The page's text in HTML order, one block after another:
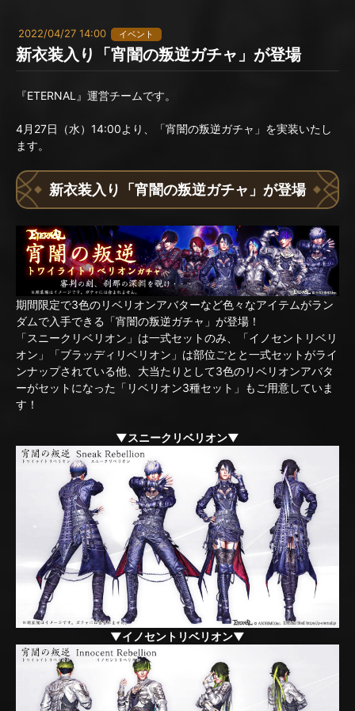
2022/04/27 14:00 イベント
新衣装入り「宵闇の叛逆ガチャ」が登場
『ETERNAL』運営チームです。
4月27日（水）14:00より、「宵闇の叛逆ガチャ」を実装いたし
ます。
新衣装入り「宵闇の叛逆ガチャ」が登場
期間限定で3色のリベリオンアバターなど色々なアイテムがラン
ダムで入手できる「宵闇の叛逆ガチャ」が登場！
「スニークリベリオン」は一式セットのみ、「イノセントリベリ
オン」「ブラッディリベリオン」は部位ごとと一式セットがライ
ンナップされている他、大当たりとして3色のリベリオンアバタ
ーがセットになった「リベリオン3種セット」もご用意していま
す！
▼スニークリベリオン▼
▼イノセントリベリオン▼